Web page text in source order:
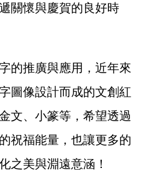
關懷與慶賀的良好時
的推廣與應用，近年來
圖像設計而成的文創紅
文、小篆等，希望透過
祝福能量，也讓更多的
之美與淵遠意涵！